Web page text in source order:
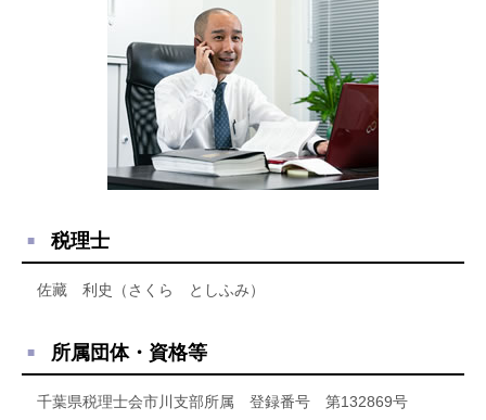
税理士
佐藏 利史（さくら としふみ）
所属団体・資格等
千葉県税理士会市川支部所属 登録番号 第132869号